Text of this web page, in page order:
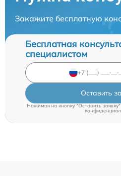
Закажите бесплатную
Бесплатная
специалистом
Оставить
Нажимая на кнопку "Оставить